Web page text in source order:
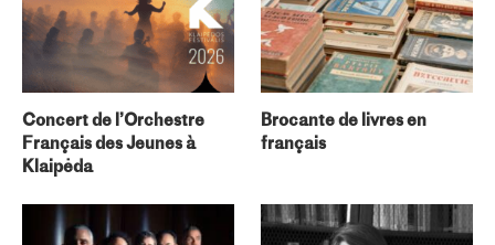
Concert de l’Orchestre
Français des Jeunes à
Klaipėda
Brocante de livres en
français